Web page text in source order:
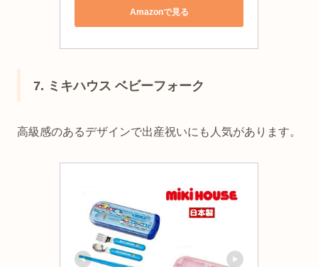
Amazonで見る
7. ミキハウス ベビーフォーク
高級感のあるデザインで出産祝いにも人気があります。